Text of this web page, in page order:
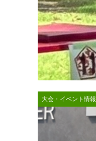
大会・イベント情報